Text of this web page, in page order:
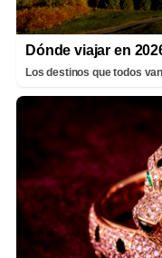
Dónde viajar en
Los destinos que todos